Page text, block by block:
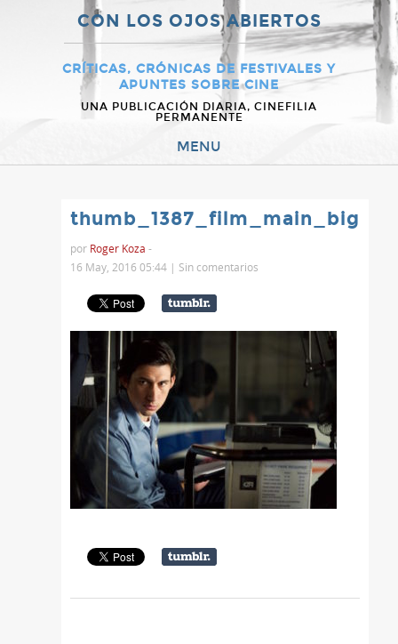
CON LOS OJOS ABIERTOS
CRÍTICAS, CRÓNICAS DE FESTIVALES Y
APUNTES SOBRE CINE
UNA PUBLICACIÓN DIARIA, CINEFILIA
PERMANENTE
MENU
thumb_1387_film_main_big
por Roger Koza -
16 May, 2016 05:44 | Sin comentarios